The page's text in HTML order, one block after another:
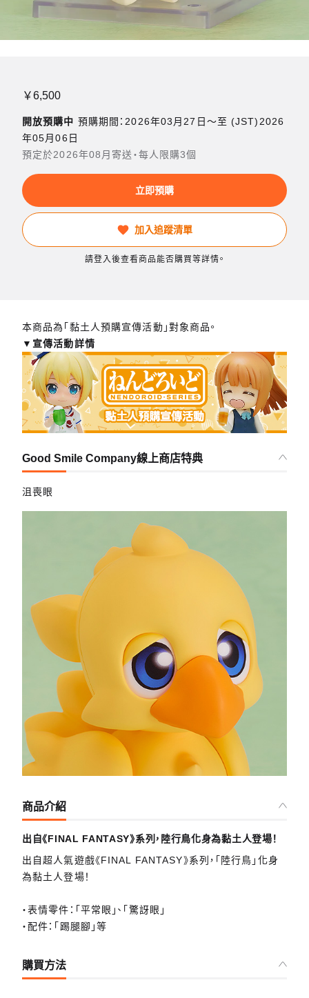
￥6,500
開放預購中 預購期間：2026年03月27日〜至 (JST)2026
年05月06日
預定於2026年08月寄送・每人限購3個
立即預購
加入追蹤清單
請登入後查看商品能否購買等詳情。
本商品為「黏土人預購宣傳活動」對象商品。
▼宣傳活動詳情
Good Smile Company線上商店特典
沮喪眼
商品介紹
出自《FINAL FANTASY》系列，陸行鳥化身為黏土人登場！
出自超人氣遊戲《FINAL FANTASY》系列，「陸行鳥」化身
為黏土人登場！
・表情零件：「平常眼」、「驚訝眼」
・配件：「踢腿腳」等
購買方法